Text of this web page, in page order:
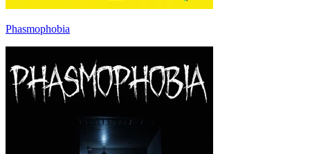
Phasmophobia